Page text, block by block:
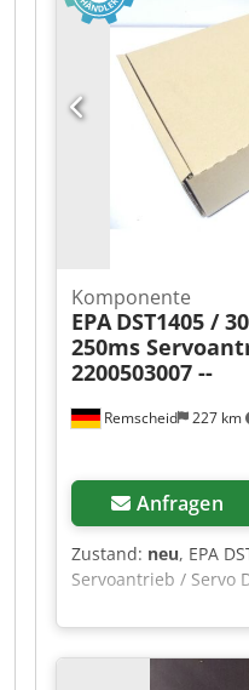
Remscheid 227 km
Komponente
EPA DST1405 /
250ms
2200503007 --
Anfragen
Zustand: neu, EPA
Servoantrieb / Servo
Originalverpackung,
Lieferumfang gem.